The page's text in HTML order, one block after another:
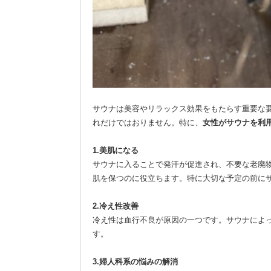
サウナは美容やリラックス効果をもたらす重要
れだけではおりません。特に、 女性がサウナを利
1.美肌になる
サウナに入ることで発汗が促進され、不要な老
肌を保つのに役立ちます。特に大切な予定の前に
2.冷え性改善
冷え性は血行不良が原因の一つです。サウナに
す。
3.婦人科系の悩みの解消